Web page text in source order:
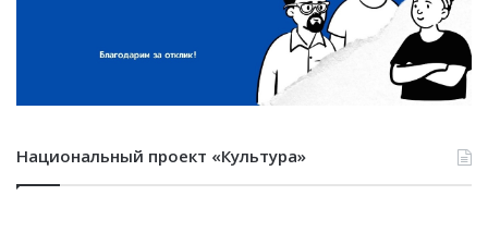
Национальный проект «Культура»